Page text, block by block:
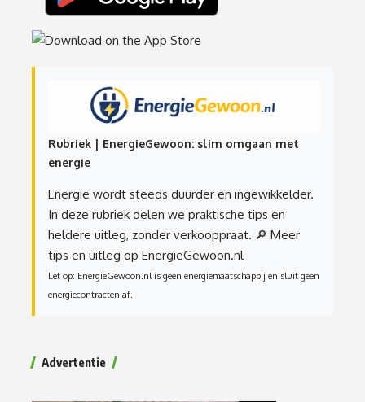
Rubriek | EnergieGewoon: slim omgaan met
energie
Energie wordt steeds duurder en ingewikkelder.
In deze rubriek delen we praktische tips en
heldere uitleg, zonder verkooppraat. 🔎 Meer
tips en uitleg op EnergieGewoon.nl
Let op: EnergieGewoon.nl is geen energiemaatschappij en sluit geen
energiecontracten af.
Advertentie